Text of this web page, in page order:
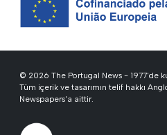
© 2026 The Portugal News - 1977'de
Tüm içerik ve tasarımın telif hakkı
Newspapers'a aittir.